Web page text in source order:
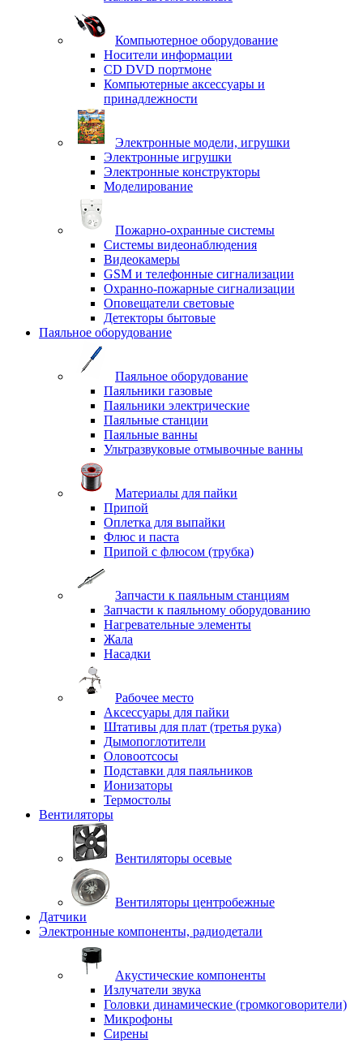
Компьютерное оборудование
Носители информации
CD DVD портмоне
Компьютерные аксессуары и
принадлежности
Электронные модели, игрушки
Электронные игрушки
Электронные конструкторы
Моделирование
Пожарно-охранные системы
Системы видеонаблюдения
Видеокамеры
GSM и телефонные сигнализации
Охранно-пожарные сигнализации
Оповещатели световые
Детекторы бытовые
Паяльное оборудование
Паяльное оборудование
Паяльники газовые
Паяльники электрические
Паяльные станции
Паяльные ванны
Ультразвуковые отмывочные ванны
Материалы для пайки
Припой
Оплетка для выпайки
Флюс и паста
Припой с флюсом (трубка)
Запчасти к паяльным станциям
Запчасти к паяльному оборудованию
Нагревательные элементы
Жала
Насадки
Рабочее место
Аксессуары для пайки
Штативы для плат (третья рука)
Дымопоглотители
Оловоотсосы
Подставки для паяльников
Ионизаторы
Термостолы
Вентиляторы
Вентиляторы осевые
Вентиляторы центробежные
Датчики
Электронные компоненты, радиодетали
Акустические компоненты
Излучатели звука
Головки динамические (громкоговорители)
Микрофоны
Сирены